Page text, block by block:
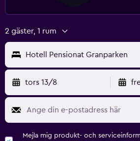
2 gäster, 1 rum
Hotell Pensionat Granparken
tors 13/8
Mejla mig produkt- och